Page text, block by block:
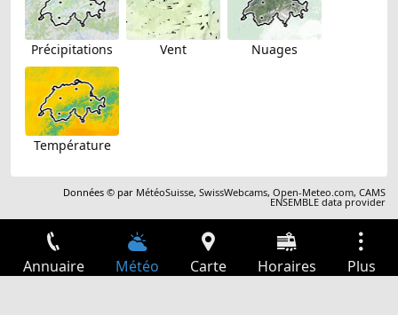
Précipitations Vent Nuages
Température
Données © par MétéoSuisse,SwissWebcams,Open-Meteo.com,CAMS
ENSEMBLE data provider
Annuaire Météo Carte Horaires Plus